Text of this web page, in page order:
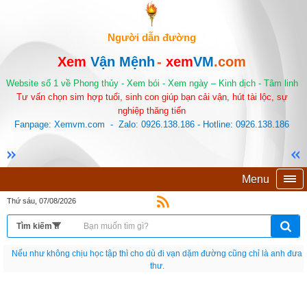
Người dẫn đường
Xem Vận Mệnh- xemVM.com
Website số 1 về Phong thủy - Xem bói - Xem ngày – Kinh dịch - Tâm linh
Tư vấn chọn sim hợp tuổi, sinh con giúp bạn cải vận, hút tài lộc, sự
nghiệp thăng tiến
Fanpage: Xemvm.com - Zalo: 0926.138.186 - Hotline: 0926.138.186
Menu
Thứ sáu, 07/08/2026
Nếu như không chịu học tập thì cho dù đi vạn dặm đường cũng chỉ là anh đưa
thư.